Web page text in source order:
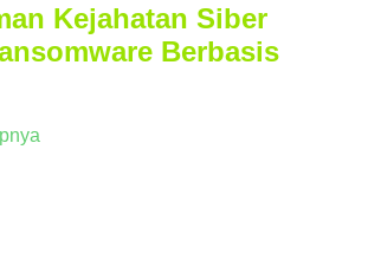
Kejahatan Siber
Berbasis